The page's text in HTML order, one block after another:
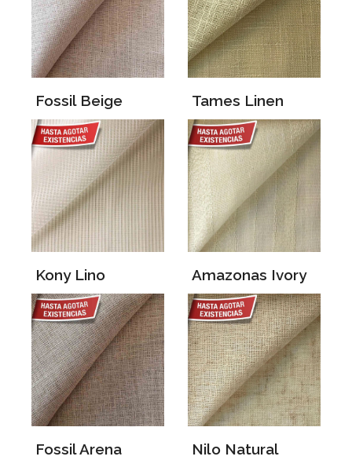
Fossil Beige Tames Linen
Kony Lino Amazonas Ivory
Fossil Arena Nilo Natural